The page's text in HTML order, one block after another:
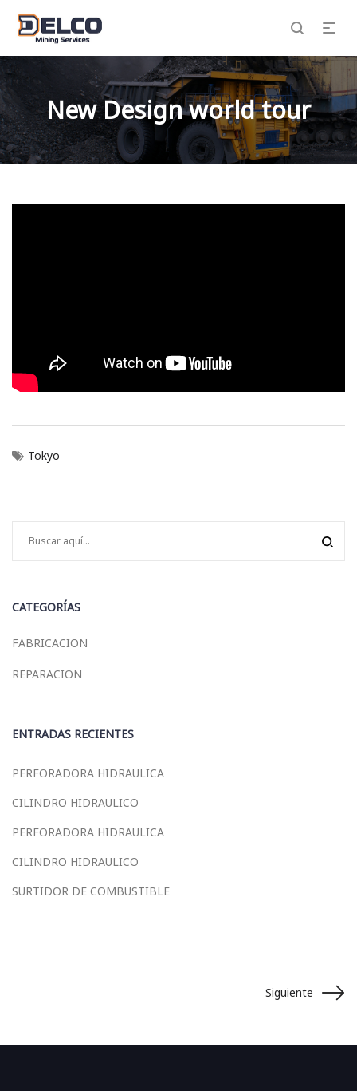
New Design world tour
Tokyo
CATEGORÍAS
FABRICACION
REPARACION
ENTRADAS RECIENTES
PERFORADORA HIDRAULICA
CILINDRO HIDRAULICO
PERFORADORA HIDRAULICA
CILINDRO HIDRAULICO
SURTIDOR DE COMBUSTIBLE
Siguiente